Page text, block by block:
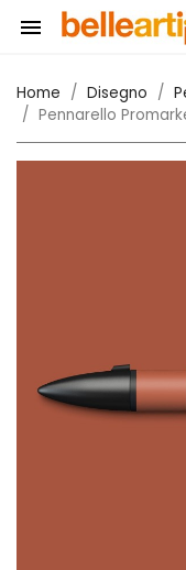

Home Disegno
Pennarello